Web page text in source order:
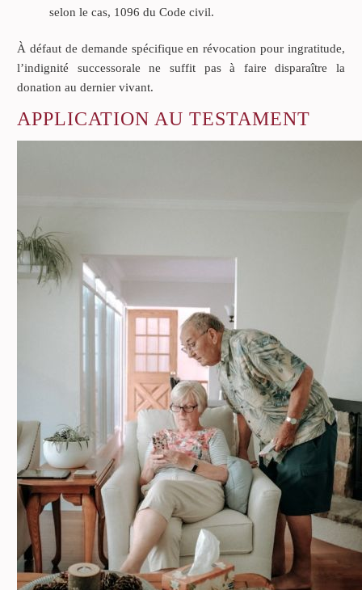
selon le cas, 1096 du Code civil.
À défaut de demande spécifique en révocation pour ingratitude,
l’indignité successorale ne suffit pas à faire disparaître la
donation au dernier vivant.
APPLICATION AU TESTAMENT